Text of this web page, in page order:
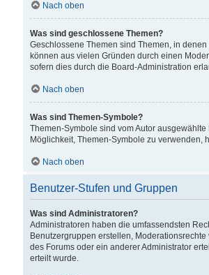
Nach oben
Was sind geschlossene Themen?
Geschlossene Themen sind Themen, in
können aus vielen Gründen durch einen
sofern dies durch die Board-Administration
Nach oben
Was sind Themen-Symbole?
Themen-Symbole sind vom Autor
Möglichkeit, Themen-Symbole zu verwenden,
Nach oben
Benutzer-Stufen und Gruppen
Was sind Administratoren?
Administratoren haben die umfassendsten
Benutzergruppen erstellen,
des Forums oder ein anderer Administrator
erteilt wurde.